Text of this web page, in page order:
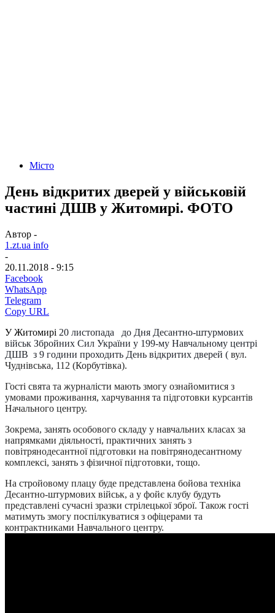
Місто
День відкритих дверей у військовій
частині ДШВ у Житомирі. ФОТО
Автор -
1.zt.ua info
-
20.11.2018 - 9:15
Facebook
WhatsApp
Telegram
Copy URL
У Житомирі 20 листопада до Дня Десантно-штурмових
військ Збройних Сил України у 199-му Навчальному центрі
ДШВ з 9 години проходить День відкритих дверей ( вул.
Чуднівська, 112 (Корбутівка).
Гості свята та журналісти мають змогу ознайомитися з
умовами проживання, харчування та підготовки курсантів
Начального центру.
Зокрема, занять особового складу у навчальних класах за
напрямками діяльності, практичних занять з
повітрянодесантної підготовки на повітрянодесантному
комплексі, занять з фізичної підготовки, тощо.
На стройовому плацу буде представлена бойова техніка
Десантно-штурмових військ, а у фойє клубу будуть
представлені сучасні зразки стрілецької зброї. Також гості
матимуть змогу поспілкуватися з офіцерами та
контрактниками Навчального центру.